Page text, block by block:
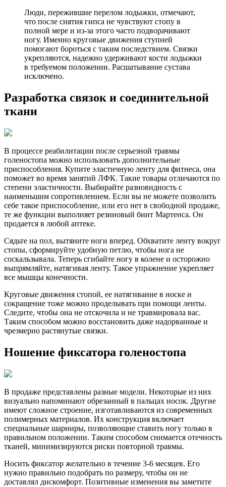
Люди, пережившие перелом лодыжки, отмечают,
что после снятия гипса не чувствуют стопу в
полной мере и из-за этого часто подворачивают
ногу. Именно круговые движения ступней
помогают бороться с таким последствием. Связки
укрепляются, надежно удерживают кости лодыжки
в требуемом положении. Расшатывание сустава
исключено.
Разработка связок и соединительной
ткани
В процессе реабилитации после серьезной травмы
голеностопа можно использовать дополнительные
приспособления. Купите эластичную ленту для фитнеса, она
поможет во время занятий ЛФК. Такие товары отличаются по
степени эластичности. Выбирайте разновидность с
наименьшим сопротивлением. Если вы не можете позволить
себе такое приспособление, или его нет в свободной продаже,
те же функции выполняет резиновый бинт Мартенса. Он
продается в любой аптеке.
Сядьте на пол, вытяните ноги вперед. Обхватите ленту вокруг
стопы, сформируйте удобную петлю, чтобы нога не
соскальзывала. Теперь сгибайте ногу в колене и осторожно
выпрямляйте, натягивая ленту. Такое упражнение укрепляет
все мышцы конечности.
Круговые движения стопой, ее натягивание в носке и
сокращение тоже можно проделывать при помощи ленты.
Следите, чтобы она не отскочила и не травмировала вас.
Таким способом можно восстановить даже надорванные и
чрезмерно растянутые связки.
Ношение фиксатора голеностопа
В продаже представлены разные модели. Некоторые из них
визуально напоминают обрезанный в пальцах носок. Другие
имеют сложное строение, изготавливаются из современных
полимерных материалов. Их конструкция включает
специальные шарниры, позволяющие ставить ногу только в
правильном положении. Таким способом снимается отечность
тканей, минимизируются риски повторной травмы.
Носить фиксатор желательно в течение 3-6 месяцев. Его
нужно правильно подобрать по размеру, чтобы он не
доставлял дискомфорт. Позитивные изменения вы заметите